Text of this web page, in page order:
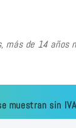
más de 14
muestran sin